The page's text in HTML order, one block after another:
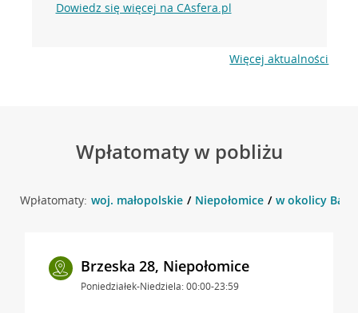
Dowiedz się więcej na CAsfera.pl
Więcej aktualności
Wpłatomaty w pobliżu
Wpłatomaty: woj. małopolskie Niepołomice w okolicy
Brzeska 28, Niepołomice
Poniedziałek-Niedziela: 00:00-23:59